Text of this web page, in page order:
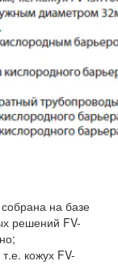
на базе
решений FV-
кожух FV-